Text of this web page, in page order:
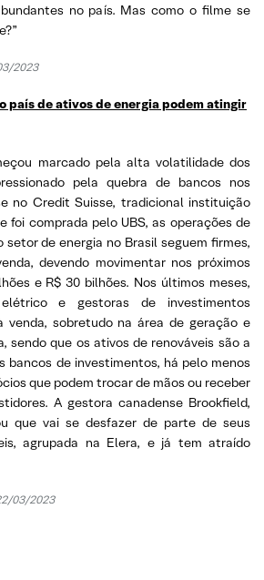
no país. Mas como o filme se
2023
país de ativos de energia podem atingir
marcado pela alta volatilidade dos
pela quebra de bancos nos
no Credit Suisse, tradicional instituição
foi comprada pelo UBS, as operações de
setor de energia no Brasil seguem firmes,
devendo movimentar nos próximos
e R$ 30 bilhões. Nos últimos meses,
e gestoras de investimentos
venda, sobretudo na área de geração e
sendo que os ativos de renováveis são a
bancos de investimentos, há pelo menos
que podem trocar de mãos ou receber
A gestora canadense Brookfield,
que vai se desfazer de parte de seus
agrupada na Elera, e já tem atraído
03/2023